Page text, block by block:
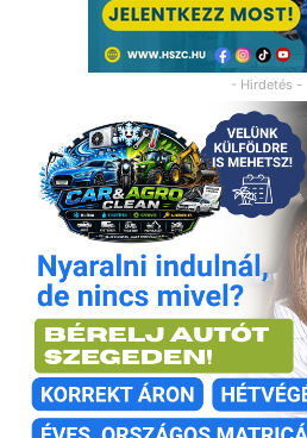
- Hirdetés -